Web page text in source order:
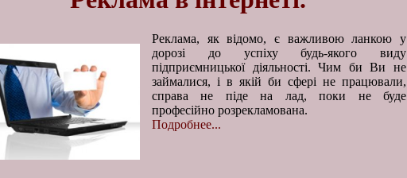
Реклама, як відомо, є важливою ланкою у
дорозі до успіху будь-якого виду
підприємницької діяльності. Чим би Ви не
займалися, і в якій би сфері не працювали,
справа не піде на лад, поки не буде
професійно розрекламована.
Подробнее...